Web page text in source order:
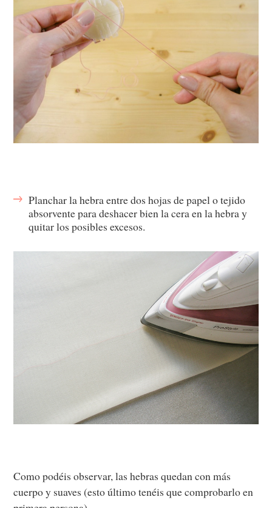
Planchar la hebra entre dos hojas de papel o tejido
absorvente para deshacer bien la cera en la hebra y
quitar los posibles excesos.
Como podéis observar, las hebras quedan con más
cuerpo y suaves (esto último tenéis que comprobarlo en